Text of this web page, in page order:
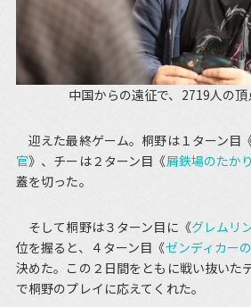
中国からの遠征で、2719人の頂
迎えた最終ゲーム。桐野は１ターン目
官》、チーは２ターン目《屑鉄場のたか
蓋を切った。
そして桐野は３ターン目に《グレムリ
位を握ると、４ターン目《ゼンディカー
決めた。この２日間をともに戦い抜いた
で桐野のプレイに応えてくれた。